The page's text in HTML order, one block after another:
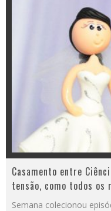
Casamento entre
tensão, como todos os
Semana colecionou